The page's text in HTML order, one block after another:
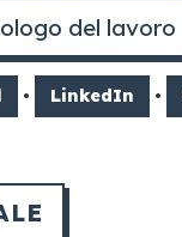
del lavoro
• LinkedIn •